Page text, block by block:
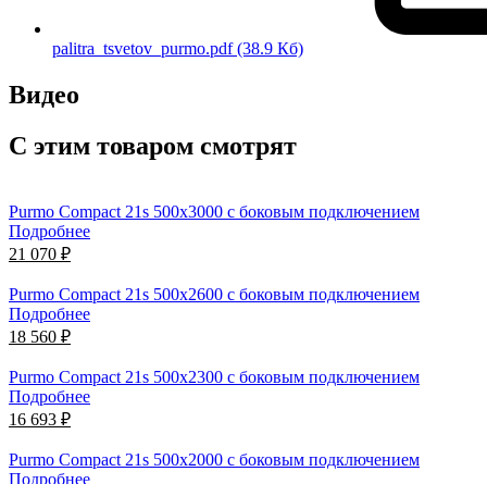
palitra_tsvetov_purmo.pdf(38.9 Кб)
Видео
С этим товаром смотрят
Purmo Compact 21s 500х3000 с боковым подключением
Подробнее
21 070 ₽
Purmo Compact 21s 500х2600 с боковым подключением
Подробнее
18 560 ₽
Purmo Compact 21s 500х2300 с боковым подключением
Подробнее
16 693 ₽
Purmo Compact 21s 500х2000 с боковым подключением
Подробнее